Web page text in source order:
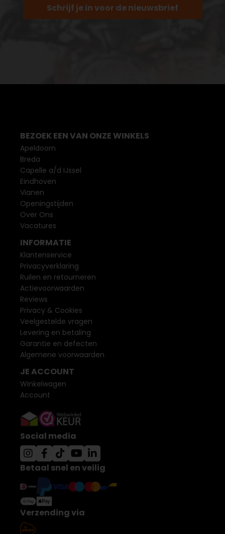
Schrijf je in voor de nieuwsbrief
BEZOEK EEN VAN ONZE WINKELS
Apeldoorn
Breda
Capelle a/d IJssel
Eindhoven
Vianen
Openingstijden
Over Ons
Vacatures
INFORMATIE
Klantenservice
Privacyverklaring
Ruilen en retourneren
Actievoorwaarden
Reviews
Privacy & Cookies
Veelgestelde vragen
Levering en betaling
Garantie en defecten
Algemene voorwaarden
JE ACCOUNT
Winkelwagen
Account
Social media
Betaal snel en veilig
Verzending via